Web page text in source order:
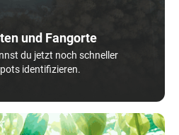
und Fangorte
du jetzt noch schneller
identifizieren.